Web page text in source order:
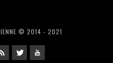
© 2014 - 2021